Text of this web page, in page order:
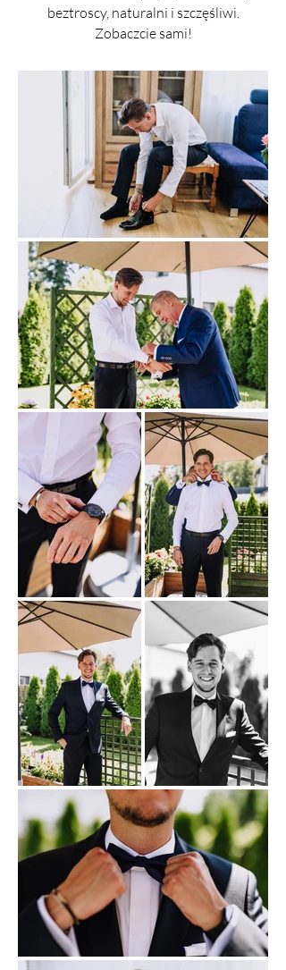
beztroscy, naturalni i szczęśliwi.
Zobaczcie sami!